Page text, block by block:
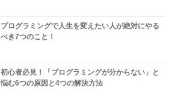
プログラミングで人生を変えたい人が絶対にやる
べき7つのこと！
初心者必見！「プログラミングが分からない」と
悩む6つの原因と4つの解決方法